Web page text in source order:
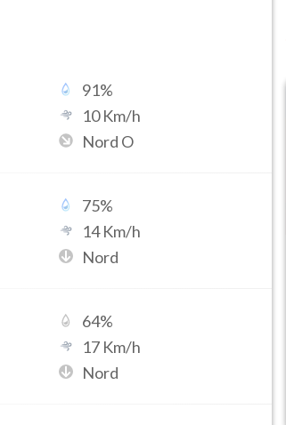
91%
10Km/h
Nord O
75%
14Km/h
Nord
64%
17 Km/h
Nord